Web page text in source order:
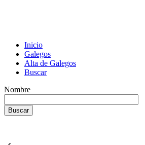
Inicio
Galegos
Alta de Galegos
Buscar
Nombre